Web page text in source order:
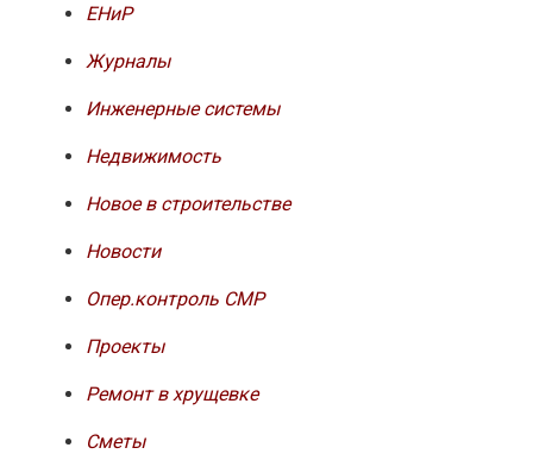
ЕНиР
Журналы
Инженерные системы
Недвижимость
Новое в строительстве
Новости
Опер.контроль СМР
Проекты
Ремонт в хрущевке
Сметы